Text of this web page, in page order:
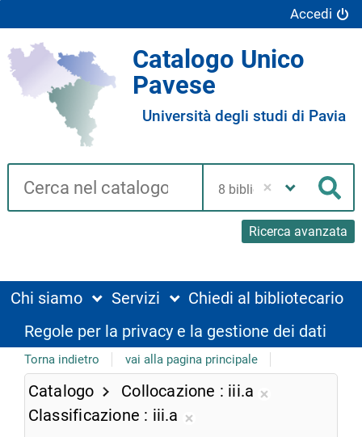
Accedi
Catalogo Unico
Pavese
Università degli studi di Pavia
Cerca su "Catalogo"
Ricerca avanzata
biblioteca
Chi siamo Servizi
Chiedi al bibliotecario
Regole per la privacy e la gestione dei dati
Torna indietro vai alla pagina principale
Catalogo Collocazione
iii.a
Classificazione
iii.a